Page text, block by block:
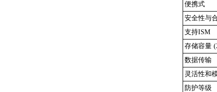
便携式
安全性与
支持ISM
存储容量
数据传输
灵活性和
防护等级